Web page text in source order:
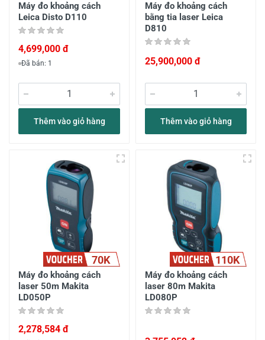
Máy đo khoảng cách
Leica Disto D110
4,699,000 đ
Đã bán: 1
Thêm vào giỏ hàng
Máy đo khoảng cách
bằng tia laser Leica
D810
25,900,000 đ
Thêm vào giỏ hàng
70K
Máy đo khoảng cách
laser 50m Makita
LD050P
2,278,584 đ
110K
Máy đo khoảng cách
laser 80m Makita
LD080P